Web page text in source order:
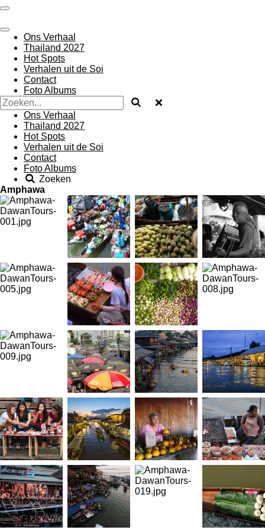
Ga
naar
de
hoofdinhoud
Ons Verhaal
Thailand 2027
Hot Spots
Verhalen uit de Soi
Contact
Foto Albums
Ons Verhaal
Thailand 2027
Hot Spots
Verhalen uit de Soi
Contact
Foto Albums
Zoeken
Amphawa